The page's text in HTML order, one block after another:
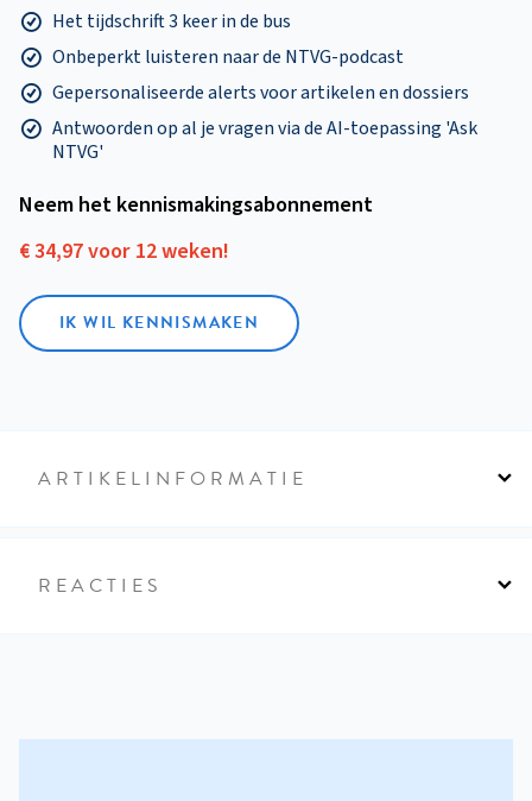
Het tijdschrift 3 keer in de bus
Onbeperkt luisteren naar de NTVG-podcast
Gepersonaliseerde alerts voor artikelen en dossiers
Antwoorden op al je vragen via de AI-toepassing 'Ask
NTVG'
Neem het kennismakings­abonnement
€ 34,97 voor 12 weken!
IK WIL KENNISMAKEN
ARTIKELINFORMATIE
REACTIES